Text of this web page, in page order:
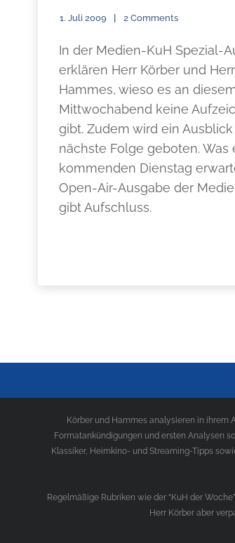
1. Juli 2009 2 Comments
In der Medien-KuH Spezial-
erklären Herr Körber und Herr
Hammes, wieso es an
Mittwochabend keine
gibt. Zudem wird ein
nächste Folge geboten. Was
kommenden Dienstag
Open-Air-Ausgabe der
gibt Aufschluss.
Körber und Hammes analysieren in ihrem
Formatankündigungen und ersten Analysen
Klassiker, Heimkino- und Streaming-Tipps
Regelmäßige Rubriken wie der “KuH der
Herr Körber aber